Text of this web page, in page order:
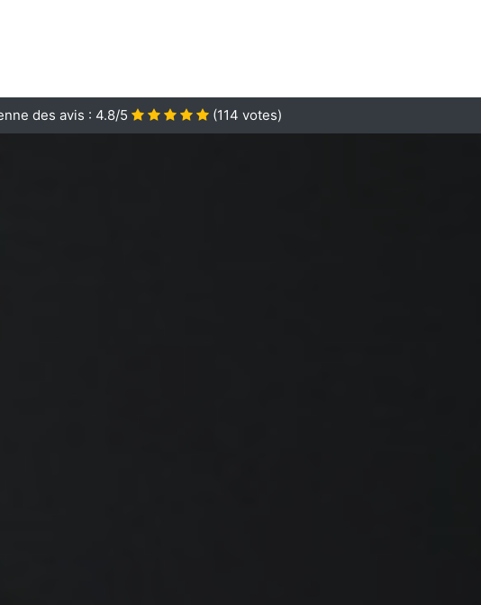
des avis : 4.8/5 (114 votes)